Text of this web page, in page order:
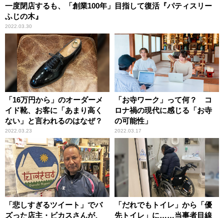
一度閉店するも、「創業100年」目指して復活『パティスリー
ふじの木』
2022.03.30
「16万円から」のオーダーメ
イド靴、お客に「あまり高く
ない」と言われるのはなぜ？
2022.03.23
「お寺ワーク」って何？ コ
ロナ禍の現代に感じる「お寺
の可能性」
2022.03.17
「悲しすぎるツイート」でバ
ズった店主・ビカスさんが、
「だれでもトイレ」から「優
先トイレ」に……当事者目線